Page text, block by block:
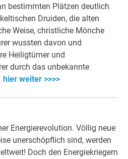
bestimmten Plätzen deutlich
Druiden, die alten
Weise, christliche Mönche
wussten davon und
Heiligtümer und
durch das unbekannte
hier weiter >>>>
Energierevolution. Völlig neue
unerschöpflich sind, werden
Doch den Energiekriegern